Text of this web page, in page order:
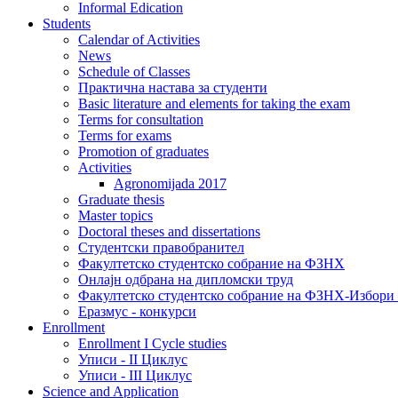
Informal Edication
Students
Calendar of Activities
News
Schedule of Classes
Практична настава за студенти
Basic literature and elements for taking the exam
Terms for consultation
Terms for exams
Promotion of graduates
Activities
Agronomijada 2017
Graduate thesis
Master topics
Doctoral theses and dissertations
Студентски правобранител
Факултетско студентско собрание на ФЗНХ
Онлајн одбрана на дипломски труд
Факултетско студентско собрание на ФЗНХ-
Еразмус - конкурси
Enrollment
Enrollment I Cycle studies
Уписи - II Циклус
Уписи - III Циклус
Science and Application